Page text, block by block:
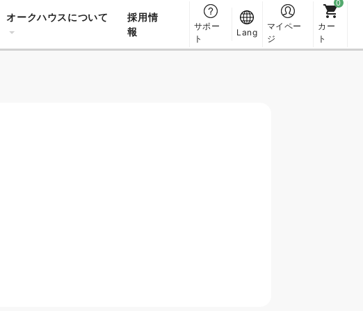
オークハウスについて
採用情
報
サポー
ト
Lang
マイペー
ジ
カー
ト